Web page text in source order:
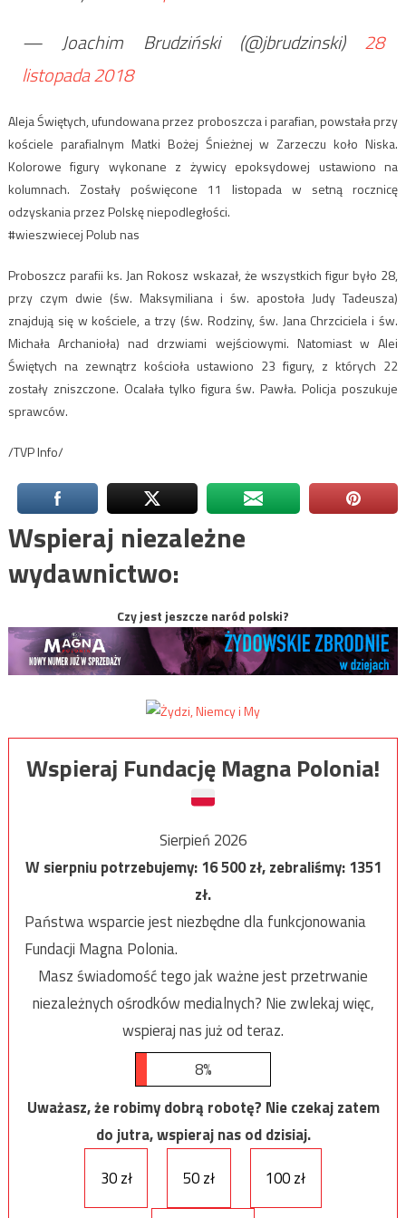
— Joachim Brudziński (@jbrudzinski) 28
listopada 2018
Aleja Świętych, ufundowana przez proboszcza i parafian, powstała przy
kościele parafialnym Matki Bożej Śnieżnej w Zarzeczu koło Niska.
Kolorowe figury wykonane z żywicy epoksydowej ustawiono na
kolumnach. Zostały poświęcone 11 listopada w setną rocznicę
odzyskania przez Polskę niepodległości.
#wieszwiecej Polub nas
Proboszcz parafii ks. Jan Rokosz wskazał, że wszystkich figur było 28,
przy czym dwie (św. Maksymiliana i św. apostoła Judy Tadeusza)
znajdują się w kościele, a trzy (św. Rodziny, św. Jana Chrzciciela i św.
Michała Archanioła) nad drzwiami wejściowymi. Natomiast w Alei
Świętych na zewnątrz kościoła ustawiono 23 figury, z których 22
zostały zniszczone. Ocalała tylko figura św. Pawła. Policja poszukuje
sprawców.
/TVP Info/
Wspieraj niezależne
wydawnictwo:
Czy jest jeszcze naród polski?
Wspieraj Fundację Magna Polonia!
Sierpień 2026
W sierpniu potrzebujemy:16 500zł, zebraliśmy:1351
zł.
Państwa wsparcie jest niezbędne dla funkcjonowania
Fundacji Magna Polonia.
Masz świadomość tego jak ważne jest przetrwanie
niezależnych ośrodków medialnych? Nie zwlekaj więc,
wspieraj nas już od teraz.
8%
Uważasz, że robimy dobrą robotę? Nie czekaj zatem
do jutra, wspieraj nas od dzisiaj.
30 zł
50 zł 100 zł